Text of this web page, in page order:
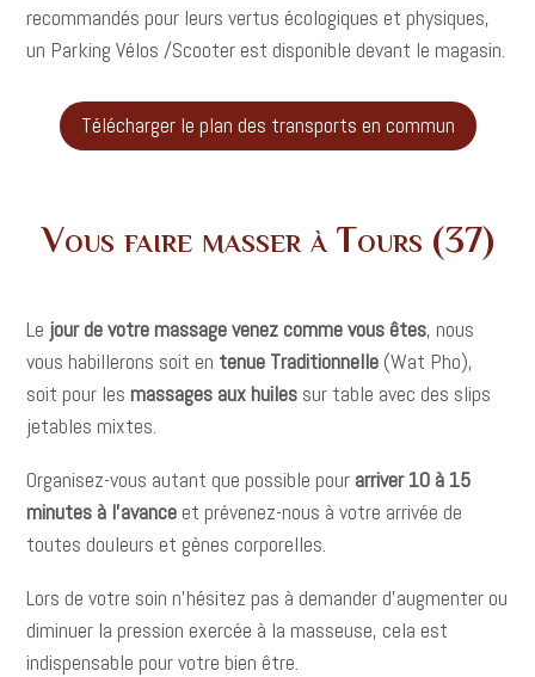
recommandés pour leurs vertus écologiques et physiques,
un Parking Vélos /Scooter est disponible devant le magasin.
Télécharger le plan des transports en commun
Vous faire masser à Tours (37)
Le jour de votre massage venez comme vous êtes, nous
vous habillerons soit en tenue Traditionnelle (Wat Pho),
soit pour les massages aux huiles sur table avec des slips
jetables mixtes.
Organisez-vous autant que possible pour arriver 10 à 15
minutes à l’avance et prévenez-nous à votre arrivée de
toutes douleurs et gènes corporelles.
Lors de votre soin n’hésitez pas à demander d’augmenter ou
diminuer la pression exercée à la masseuse, cela est
indispensable pour votre bien être.